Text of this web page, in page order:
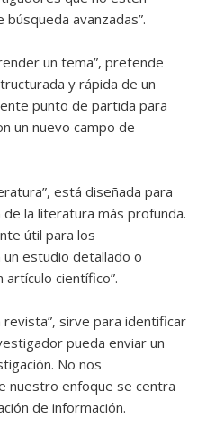
avanzadas”.
un tema”, pretende
y rápida de un
punto de partida para
un nuevo campo de
está diseñada para
la literatura más profunda.
útil para los
estudio detallado o
científico”.
revista”, sirve para identificar
pueda enviar un
No nos
nuestro enfoque se centra
de información.